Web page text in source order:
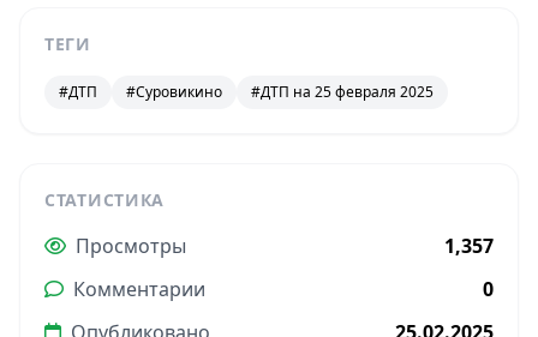
ТЕГИ
#ДТП #Суровикино #ДТП на 25 февраля 2025
СТАТИСТИКА
Просмотры
1,357
Комментарии
0